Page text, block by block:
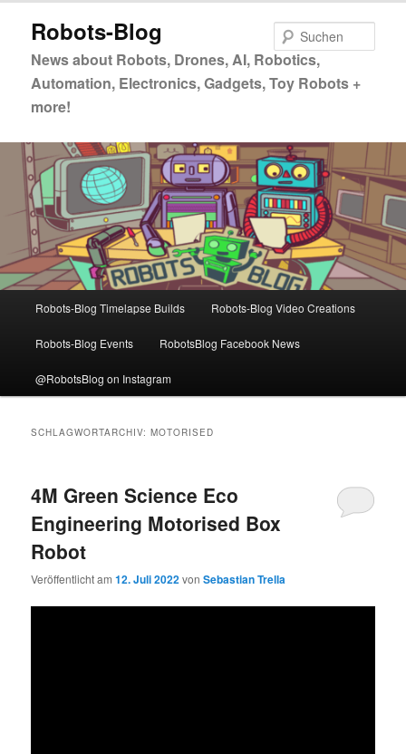
primären
springen
sekundären
springen
Robots-Blog
News about Robots, Drones, AI, Robotics,
Automation, Electronics, Gadgets, Toy Robots +
more!
Robots-Blog Timelapse Builds Robots-Blog Video Creations
Robots-Blog Events RobotsBlog Facebook News
@RobotsBlog on Instagram
SCHLAGWORTARCHIV:MOTORISED
4M Green Science Eco
Engineering Motorised Box
Robot
Veröffentlicht am12. Juli 2022vonSebastian Trella